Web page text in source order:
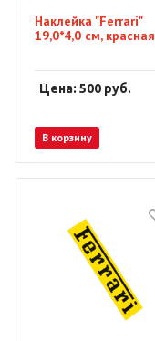
Наклейка "Ferrari"
19,0*4,0 см, красная
Цена: 500 руб.
В корзину